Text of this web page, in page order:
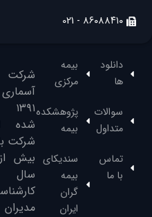
۸۶۰۸۸۴۱۰ - 021
دانلود
ها
سوالات
متداول
تماس
با ما
بیمه
مرکزی
پژوهشکده
بیمه
سندیکای
بیمه
گران
ایران
شده
شرکت
بیش
سال